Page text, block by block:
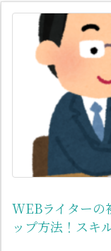
WEBライターの
ップ方法！スキ